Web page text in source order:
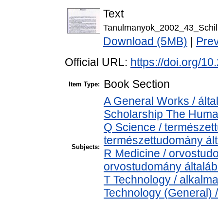
Text
Download (5MB)
Official URL: https://doi.org/
Item Type: Book Section
Subjects:
A General Works /
Scholarship The
Q Science /
természettudomány
R Medicine /
orvostudomány
T Technology /
Technology (General)